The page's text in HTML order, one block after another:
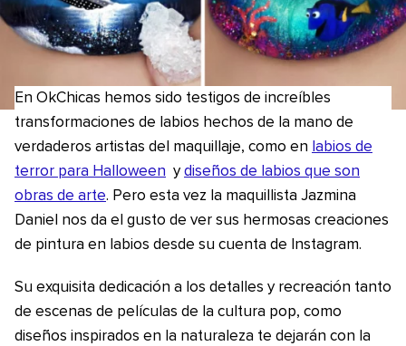
En OkChicas hemos sido testigos de increíbles
transformaciones de labios hechos de la mano de
verdaderos artistas del maquillaje, como en labios de
terror para Halloween ydiseños de labios que son
obras de arte. Pero esta vez la maquillista Jazmina
Daniel nos da el gusto de ver sus hermosas creaciones
de pintura en labios desde su cuenta de Instagram.
Su exquisita dedicación a los detalles y recreación tanto
de escenas de películas de la cultura pop, como
diseños inspirados en la naturaleza te dejarán con la